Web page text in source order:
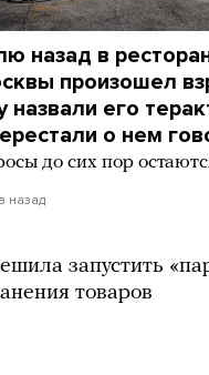
назад в
произошел
назвали его
о нем
до сих пор
назад
запустить
товаров